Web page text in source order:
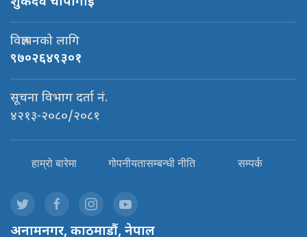
विज्ञापनको लागि
९७०२६४९३०१
सूचना विभाग दर्ता नं.
४२१३-२०८०/२०८१
हाम्रो बारेमा गोपनीयतासम्बन्धी नीति सम्पर्क
अनामनगर, काठमाडौं, नेपाल